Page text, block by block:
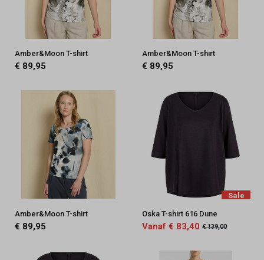
Amber&Moon T-shirt
€ 89,95
Amber&Moon T-shirt
€ 89,95
Amber&Moon T-shirt
€ 89,95
Sale
Oska T-shirt 616 Dune
Vanaf € 83,40 € 139,00